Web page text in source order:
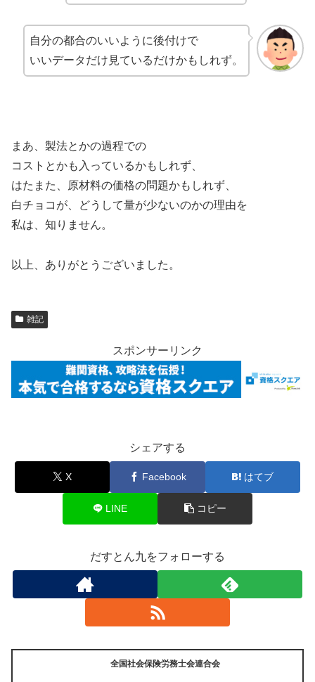
自分の都合のいいように後付けで
いいデータだけ見ているだけかもしれず。
まあ、製法とかの過程での
コストとかも入っているかもしれず、
はたまた、原材料の価格の問題かもしれず、
白チョコが、どうして量が少ないのかの理由を
私は、知りません。
以上、ありがとうございました。
雑記
スポンサーリンク
シェアする
X Facebook はてブ
LINE コピー
だすとん九をフォローする
全国社会保険労務士会連合会